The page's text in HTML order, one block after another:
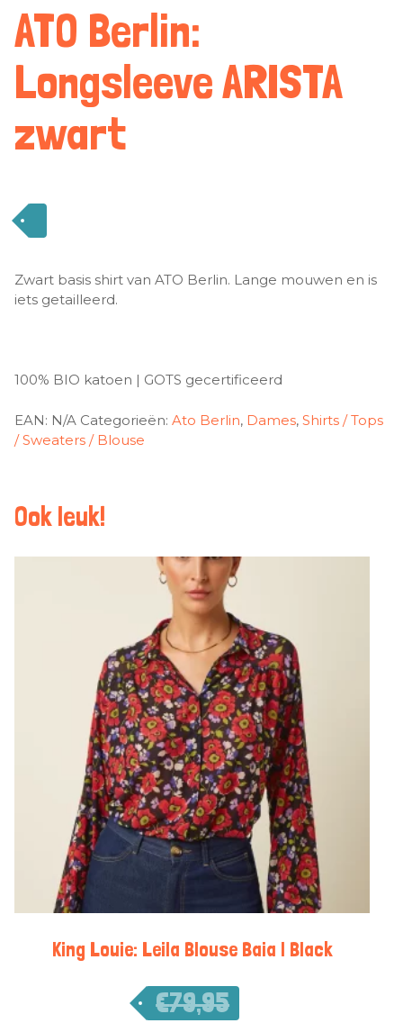
ATO Berlin:
Longsleeve ARISTA
zwart
Zwart basis shirt van ATO Berlin. Lange mouwen en is
iets getailleerd.
100% BIO katoen | GOTS gecertificeerd
EAN: N/A Categorieën: Ato Berlin, Dames, Shirts / Tops
/ Sweaters / Blouse
Ook leuk!
King Louie: Leila Blouse Baia | Black
€79,95